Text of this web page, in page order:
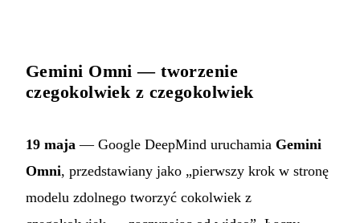
Gemini Omni — tworzenie
czegokolwiek z czegokolwiek
19 maja — Google DeepMind uruchamia Gemini
Omni, przedstawiany jako „pierwszy krok w stronę
modelu zdolnego tworzyć cokolwiek z